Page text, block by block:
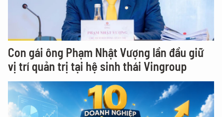
Con gái ông Phạm Nhật Vượng lần đầu giữ
vị trí quản trị tại hệ sinh thái Vingroup